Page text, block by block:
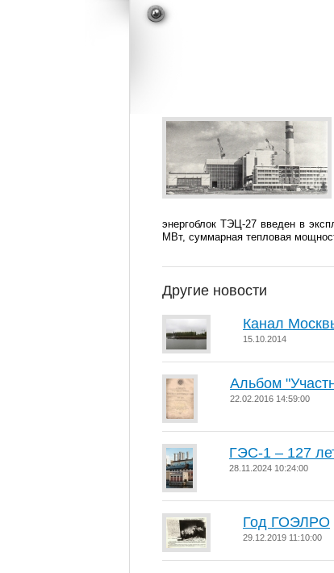
энергоблок ТЭЦ-27 введен в
МВт, суммарная тепловая
Другие новости
Канал
15.10.2014
Альбом
22.02.2016 14:59:00
ГЭС-1 – 127
28.11.2024 10:24:00
Год ГОЭЛРО
29.12.2019 11:10:00